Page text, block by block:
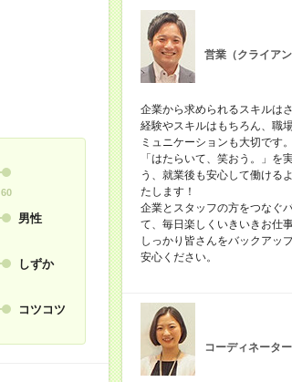
60
男性
しずか
コツコツ
営業（クライアン
企業から求められるスキルは
経験やスキルはもちろん、職
ミュニケーションも大切です。
「はたらいて、笑おう。」を
う、就業後も安心して働ける
たします！
企業とスタッフの方をつなぐ
て、毎日楽しくいきいきお仕
しっかり皆さんをバックアッ
安心ください。
コーディネーター